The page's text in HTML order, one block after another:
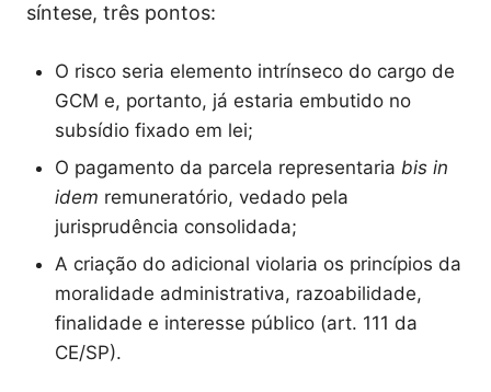
síntese, três pontos:
O risco seria elemento intrínseco do cargo de
GCM e, portanto, já estaria embutido no
subsídio fixado em lei;
O pagamento da parcela representaria bis in
idem remuneratório, vedado pela
jurisprudência consolidada;
A criação do adicional violaria os princípios da
moralidade administrativa, razoabilidade,
finalidade e interesse público (art. 111 da
CE/SP).